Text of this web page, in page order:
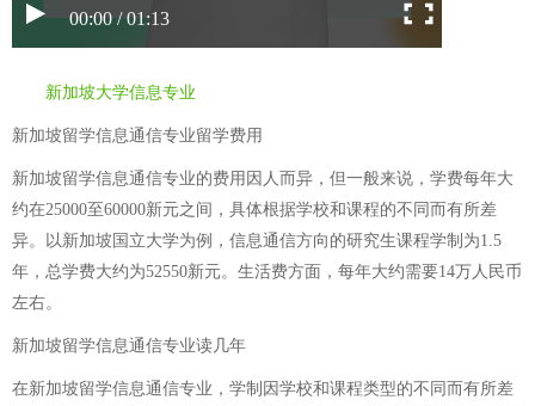
00:00 / 01:13
新加坡大学信息专业
新加坡留学信息通信专业留学费用
新加坡留学信息通信专业的费用因人而异，但一般来说，学费每年大
约在25000至60000新元之间，具体根据学校和课程的不同而有所差
异。以新加坡国立大学为例，信息通信方向的研究生课程学制为1.5
年，总学费大约为52550新元。生活费方面，每年大约需要14万人民币
左右。
新加坡留学信息通信专业读几年
在新加坡留学信息通信专业，学制因学校和课程类型的不同而有所差